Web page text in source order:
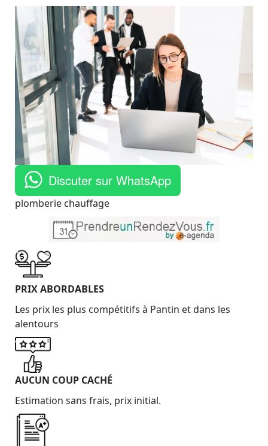
Discuter sur WhatsApp
plomberie chauffage
PRIX ​​ABORDABLES
Les prix les plus compétitifs à Pantin et dans les
alentours
AUCUN COUP CACHÉ
Estimation sans frais, prix initial.